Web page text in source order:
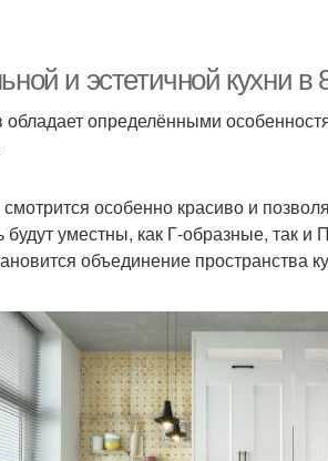
и эстетичной кухни в
обладает определёнными
особенно красиво и
будут уместны, как Г-образные, так
объединение пространства